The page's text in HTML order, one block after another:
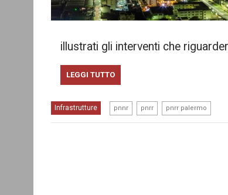
illustrati gli interventi che
LEGGI TUTTO
Infrastrutture pnnr pnrr pnrr palermo